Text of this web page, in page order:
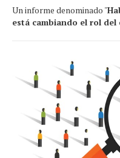
Un informe denominado "
está cambiando el rol del